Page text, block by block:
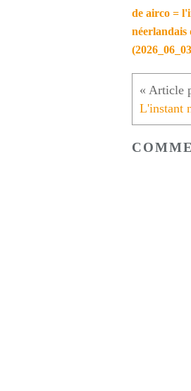
de airco =